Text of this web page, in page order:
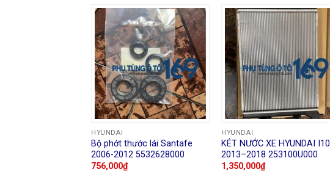
HYUNDAI
Bộ phớt thước lái Santafe
2006-2012 5532628000
756,000₫
HYUNDAI
KÉT NƯỚC XE HYUNDAI I10
2013–2018 253100U000
1,350,000₫